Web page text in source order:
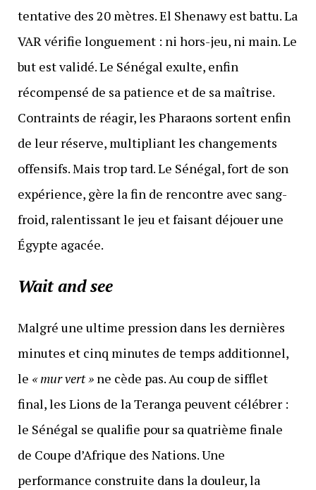
tentative des 20 mètres. El Shenawy est battu. La
VAR vérifie longuement : ni hors-jeu, ni main. Le
but est validé. Le Sénégal exulte, enfin
récompensé de sa patience et de sa maîtrise.
Contraints de réagir, les Pharaons sortent enfin
de leur réserve, multipliant les changements
offensifs. Mais trop tard. Le Sénégal, fort de son
expérience, gère la fin de rencontre avec sang-
froid, ralentissant le jeu et faisant déjouer une
Égypte agacée.
Wait and see
Malgré une ultime pression dans les dernières
minutes et cinq minutes de temps additionnel,
le « mur vert »ne cède pas. Au coup de sifflet
final, les Lions de la Teranga peuvent célébrer :
le Sénégal se qualifie pour sa quatrième finale
de Coupe d’Afrique des Nations. Une
performance construite dans la douleur, la